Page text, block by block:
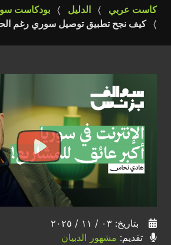
كاست عربي الدليل
بودكاست
كيف نجح تطبيق توصيل سوري رغم
بتاريخ: ٠٣ / ١١ / ٢٠٢٥
تقديم: مشهور الدبيان